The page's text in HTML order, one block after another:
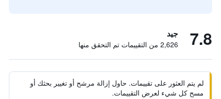
7.8 جيد
2,626 من التقييمات تم التحقق منها
لم يتم العثور على تقييمات. حاول إزالة مرشح أو تغيير بحثك أو
مسح كل شيء لعرض التقييمات.